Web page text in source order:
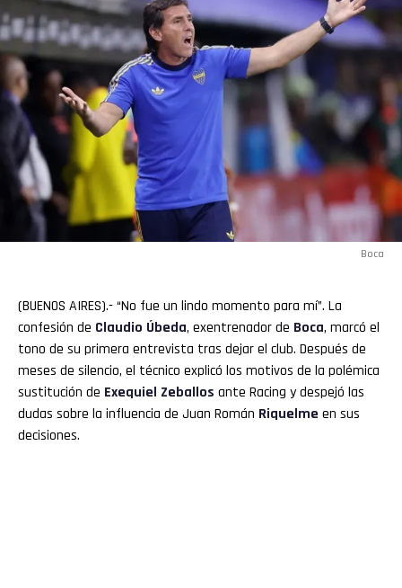
Boca
(BUENOS AIRES).- “No fue un lindo momento para mí”. La
confesión de Claudio Úbeda, exentrenador de Boca, marcó el
tono de su primera entrevista tras dejar el club. Después de
meses de silencio, el técnico explicó los motivos de la polémica
sustitución de Exequiel Zeballos ante Racing y despejó las
dudas sobre la influencia de Juan Román Riquelme en sus
decisiones.